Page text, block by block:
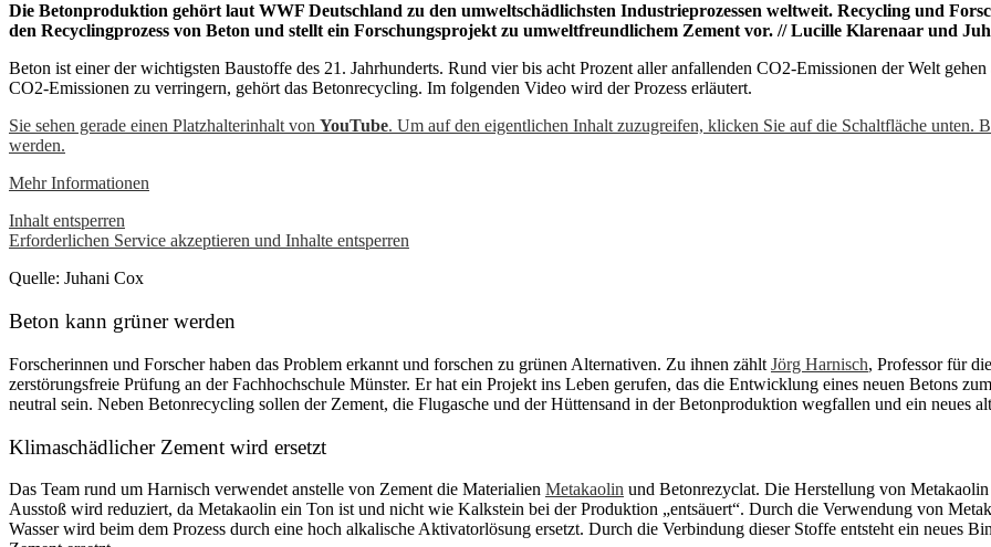
Die Betonproduktion gehört laut WWF Deutschland zu den umweltschädlichsten Industrieprozessen weltweit. Recycling und
den Recyclingprozess von Beton und stellt ein Forschungsprojekt zu umweltfreundlichem Zement vor. // Lucille Klarenaar und
Beton ist einer der wichtigsten Baustoffe des 21. Jahrhunderts. Rund vier bis acht Prozent aller anfallenden CO2-Emissionen der Welt
CO2-Emissionen zu verringern, gehört das Betonrecycling. Im folgenden Video wird der Prozess erläutert.
Sie sehen gerade einen Platzhalterinhalt von YouTube. Um auf den eigentlichen Inhalt zuzugreifen, klicken Sie auf die Schaltfläche unten.
werden.
Mehr Informationen
Inhalt entsperren
Erforderlichen Service akzeptieren und Inhalte entsperren
Quelle: Juhani Cox
Beton kann grüner werden
Forscherinnen und Forscher haben das Problem erkannt und forschen zu grünen Alternativen. Zu ihnen zählt Jörg Harnisch, Professor für
zerstörungsfreie Prüfung an der Fachhochschule Münster. Er hat ein Projekt ins Leben gerufen, das die Entwicklung eines neuen Betons
neutral sein. Neben Betonrecycling sollen der Zement, die Flugasche und der Hüttensand in der Betonproduktion wegfallen und ein neues
Klimaschädlicher Zement wird ersetzt
Das Team rund um Harnisch verwendet anstelle von Zement die Materialien Metakaolin und Betonrezyclat. Die Herstellung von
Ausstoß wird reduziert, da Metakaolin ein Ton ist und nicht wie Kalkstein bei der Produktion „entsäuert“. Durch die Verwendung von
Wasser wird beim dem Prozess durch eine hoch alkalische Aktivatorlösung ersetzt. Durch die Verbindung dieser Stoffe entsteht ein neues